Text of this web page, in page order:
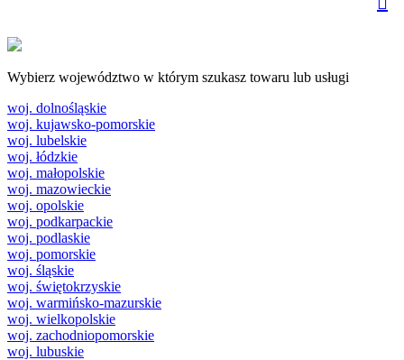
Wybierz województwo w którym szukasz towaru lub usługi
woj. dolnośląskie
woj. kujawsko-pomorskie
woj. lubelskie
woj. łódzkie
woj. małopolskie
woj. mazowieckie
woj. opolskie
woj. podkarpackie
woj. podlaskie
woj. pomorskie
woj. śląskie
woj. świętokrzyskie
woj. warmińsko-mazurskie
woj. wielkopolskie
woj. zachodniopomorskie
woj. lubuskie